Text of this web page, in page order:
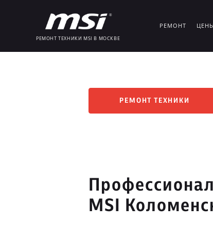
РЕМОНТ ТЕХНИКИ MSI В МОСКВЕ
РЕМОНТ
РЕМОНТ ТЕХНИКИ
MSI